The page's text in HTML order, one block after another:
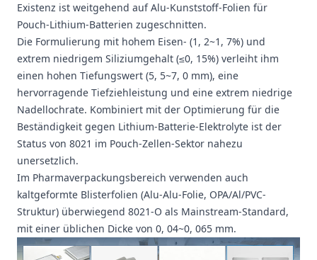
Existenz ist weitgehend auf Alu-Kunststoff-Folien für
Pouch-Lithium-Batterien zugeschnitten.
Die Formulierung mit hohem Eisen- (1, 2~1, 7%) und
extrem niedrigem Siliziumgehalt (≤0, 15%) verleiht ihm
einen hohen Tiefungswert (5, 5~7, 0 mm), eine
hervorragende Tiefziehleistung und eine extrem niedrige
Nadellochrate. Kombiniert mit der Optimierung für die
Beständigkeit gegen Lithium-Batterie-Elektrolyte ist der
Status von 8021 im Pouch-Zellen-Sektor nahezu
unersetzlich.
Im Pharmaverpackungsbereich verwenden auch
kaltgeformte Blisterfolien (Alu-Alu-Folie, OPA/Al/PVC-
Struktur) überwiegend 8021-O als Mainstream-Standard,
mit einer üblichen Dicke von 0, 04~0, 065 mm.